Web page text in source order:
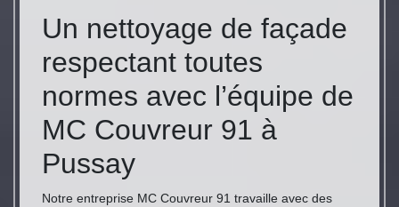
Un nettoyage de façade
respectant toutes
normes avec l’équipe de
MC Couvreur 91 à
Pussay
Notre entreprise MC Couvreur 91 travaille avec des